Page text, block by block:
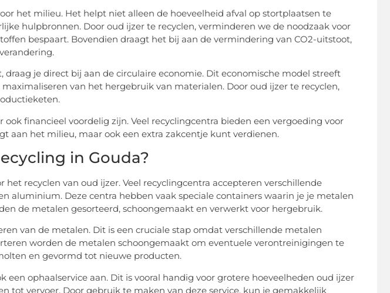
het milieu. Het helpt niet alleen de hoeveelheid afval op stortplaatsen te
hulpbronnen. Door oud ijzer te recyclen, verminderen we de noodzaak voor
bespaart. Bovendien draagt het bij aan de vermindering van CO2-uitstoot,
draag je direct bij aan de circulaire economie. Dit economische model streeft
van het hergebruik van materialen. Door oud ijzer te recyclen,
ook financieel voordelig zijn. Veel recyclingcentra bieden een vergoeding voor
aan het milieu, maar ook een extra zakcentje kunt verdienen.
in Gouda?
het recyclen van oud ijzer. Veel recyclingcentra accepteren verschillende
aluminium. Deze centra hebben vaak speciale containers waarin je je metalen
de metalen gesorteerd, schoongemaakt en verwerkt voor hergebruik.
van de metalen. Dit is een cruciale stap omdat verschillende metalen
worden de metalen schoongemaakt om eventuele verontreinigingen te
en gevormd tot nieuwe producten.
een ophaalservice aan. Dit is vooral handig voor grotere hoeveelheden oud ijzer
tot vervoer. Door gebruik te maken van deze service, kun je gemakkelijk